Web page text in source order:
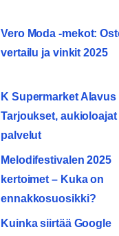
Vero Moda -mekot:
vertailu ja vinkit 2025
K Supermarket Alavus
Tarjoukset, aukioloajat
palvelut
Melodifestivalen 2025
kertoimet – Kuka on
ennakkosuosikki?
Kuinka siirtää Google